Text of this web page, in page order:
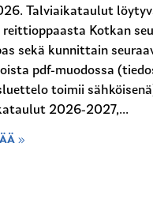
Talviaikataulut
reittioppaasta Kotkan
sekä kunnittain
pdf-muodossa
toimii
2026-2027,...